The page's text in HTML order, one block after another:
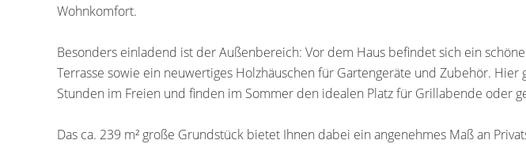
Wohnkomfort.
Besonders einladend ist der Außenbereich: Vor dem Haus befindet sich ein
Terrasse sowie ein neuwertiges Holzhäuschen für Gartengeräte und Zubehör. Hier
Stunden im Freien und finden im Sommer den idealen Platz für Grillabende oder
Das ca. 239 m² große Grundstück bietet Ihnen dabei ein angenehmes Maß an